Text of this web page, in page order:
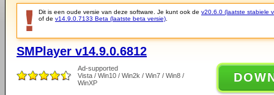
Dit is een oude versie van deze software. Je kunt ook de v20.6.0 (laatste stabiele
of de v14.9.0.7133 Beta (laatste beta versie)
SMPlayer v14.9.0.6812
Ad-supported
Vista / Win10 / Win2k / Win7 / Win8 /
WinXP